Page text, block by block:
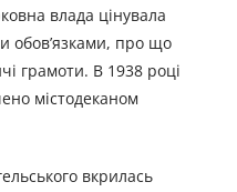
влада цінувала
обов’язками, про що
грамоти. В 1938 році
містодеканом
вкрилась